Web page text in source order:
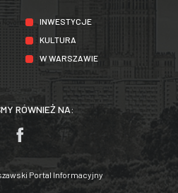
INWESTYCJE
KULTURA
W WARSZAWIE
RÓWNIEŻ NA:
Portal Informacyjny